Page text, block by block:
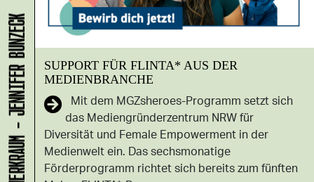
SUPPORT FÜR FLINTA* AUS DER
MEDIENBRANCHE
Mit dem MGZsheroes-Programm setzt sich
das Mediengründerzentrum NRW für
Diversität und Female Empowerment in der
Medienwelt ein. Das sechsmonatige
Förderprogramm richtet sich bereits zum fünften